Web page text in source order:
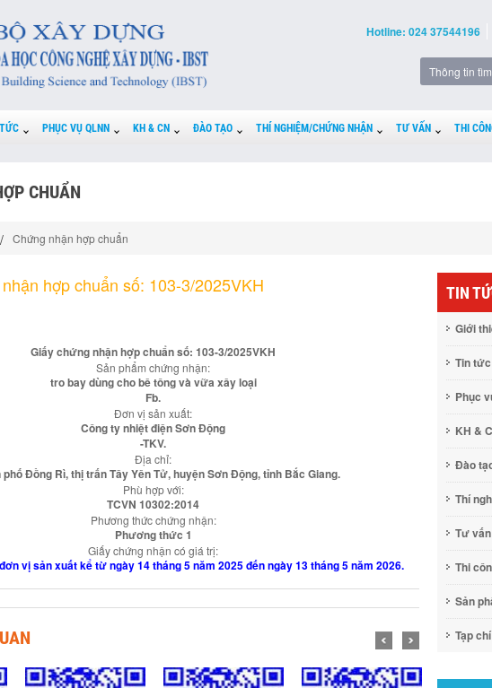
Hotline: 024 37544196
PHỤC VỤ QLNN KH & CN ĐÀO TẠO THÍ NGHIỆM/CHỨNG NHẬN TƯ VẤN THI
CHUẨN
Chứng nhận hợp chuẩn
hợp chuẩn số: 103-3/2025VKH
Giấy chứng nhận hợp chuẩn số: 103-3/2025VKH
Sản phẩm chứng nhận:
tro bay dùng cho bê tông và vữa xây loại
Fb.
Đơn vị sản xuất:
Công ty nhiệt điện Sơn Động
-TKV.
Địa chỉ:
phố Đồng Rì, thị trấn Tây Yên Tử, huyện Sơn Động, tỉnh Bắc Giang.
Phù hợp với:
TCVN 10302:2014
Phương thức chứng nhận:
Phương thức 1
Giấy chứng nhận có giá trị:
vị sản xuất kể từ ngày 14 tháng 5 năm 2025 đến ngày 13 tháng 5 năm 2026.
TIN
Giới
Tin tức
Phục
KH &
Đào
Thí
Tư vấn
Thi
Sản
Tạp chí